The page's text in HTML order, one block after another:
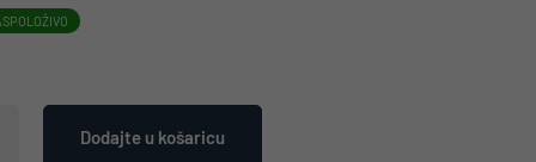
Dodajte u košaricu